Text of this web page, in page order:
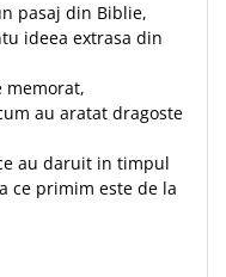
pasaj din Biblie,
ideea extrasa din
memorat,
au aratat dragoste
au daruit in timpul
ce primim este de la